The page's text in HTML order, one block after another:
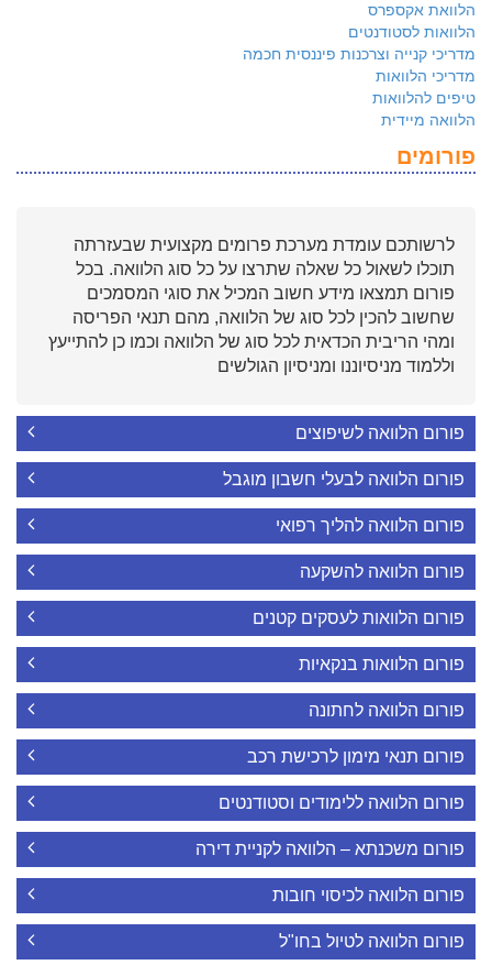
הלוואת אקספרס
הלוואות לסטודנטים
מדריכי קנייה וצרכנות פיננסית חכמה
מדריכי הלוואות
טיפים להלוואות
הלוואה מיידית
פורומים
לרשותכם עומדת מערכת פרומים מקצועית שבעזרתה
תוכלו לשאול כל שאלה שתרצו על כל סוג הלוואה. בכל
פורום תמצאו מידע חשוב המכיל את סוגי המסמכים
שחשוב להכין לכל סוג של הלוואה, מהם תנאי הפריסה
ומהי הריבית הכדאית לכל סוג של הלוואה וכמו כן להתייעץ
וללמוד מניסיוננו ומניסיון הגולשים
פורום הלוואה לשיפוצים
פורום הלוואה לבעלי חשבון מוגבל
פורום הלוואה להליך רפואי
פורום הלוואה להשקעה
פורום הלוואות לעסקים קטנים
פורום הלוואות בנקאיות
פורום הלוואה לחתונה
פורום תנאי מימון לרכישת רכב
פורום הלוואה ללימודים וסטודנטים
פורום משכנתא – הלוואה לקניית דירה
פורום הלוואה לכיסוי חובות
פורום הלוואה לטיול בחו"ל